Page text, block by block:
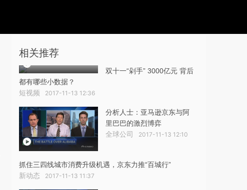
相关推荐
双十一“剁手” 3000亿元 背后
都有哪些小数据？
短视频 2017-11-13 12:36
分析人士：亚马逊京东与阿
里巴巴的激烈博弈
全球公司 2017-11-13 12:10
抓住三四线城市消费升级机遇，京东力推“百城行”
新动态 2017-11-13 11:37